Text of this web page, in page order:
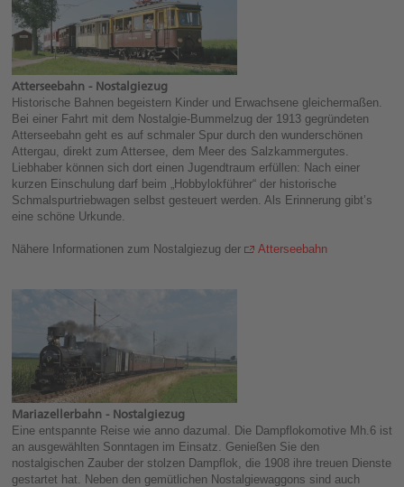
Atterseebahn - Nostalgiezug
Historische Bahnen begeistern Kinder und Erwachsene gleichermaßen.
Bei einer Fahrt mit dem Nostalgie-Bummelzug der 1913 gegründeten
Atterseebahn geht es auf schmaler Spur durch den wunderschönen
Attergau, direkt zum Attersee, dem Meer des Salzkammergutes.
Liebhaber können sich dort einen Jugendtraum erfüllen: Nach einer
kurzen Einschulung darf beim „Hobbylokführer“ der historische
Schmalspurtriebwagen selbst gesteuert werden. Als Erinnerung gibt’s
eine schöne Urkunde.
Nähere Informationen zum Nostalgiezug der Atterseebahn
Mariazellerbahn - Nostalgiezug
Eine entspannte Reise wie anno dazumal. Die Dampflokomotive Mh.6 ist
an ausgewählten Sonntagen im Einsatz. Genießen Sie den
nostalgischen Zauber der stolzen Dampflok, die 1908 ihre treuen Dienste
gestartet hat. Neben den gemütlichen Nostalgiewaggons sind auch